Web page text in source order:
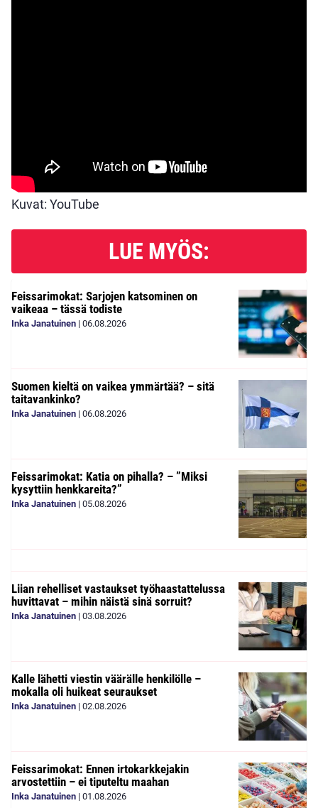
Kuvat: YouTube
LUE MYÖS:
Feissarimokat: Sarjojen katsominen on
vaikeaa – tässä todiste
Inka Janatuinen | 06.08.2026
Suomen kieltä on vaikea ymmärtää? – sitä
taitavankinko?
Inka Janatuinen | 06.08.2026
Feissarimokat: Katia on pihalla? – ”Miksi
kysyttiin henkkareita?”
Inka Janatuinen | 05.08.2026
Liian rehelliset vastaukset työhaastattelussa
huvittavat – mihin näistä sinä sorruit?
Inka Janatuinen | 03.08.2026
Kalle lähetti viestin väärälle henkilölle –
mokalla oli huikeat seuraukset
Inka Janatuinen | 02.08.2026
Feissarimokat: Ennen irtokarkkejakin
arvostettiin – ei tiputeltu maahan
Inka Janatuinen | 01.08.2026